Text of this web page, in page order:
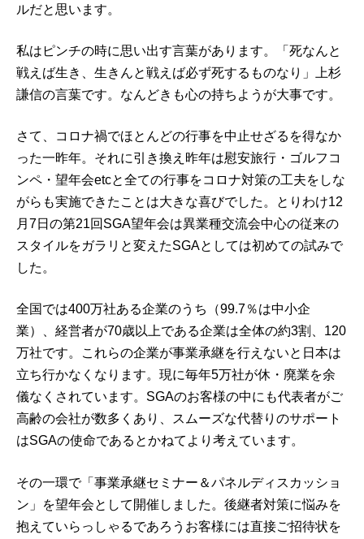
ルだと思います。
私はピンチの時に思い出す言葉があります。「死なんと
戦えば生き、生きんと戦えば必ず死するものなり」上杉
謙信の言葉です。なんどきも心の持ちようが大事です。
さて、コロナ禍でほとんどの行事を中止せざるを得なか
った一昨年。それに引き換え昨年は慰安旅行・ゴルフコ
ンペ・望年会etcと全ての行事をコロナ対策の工夫をしな
がらも実施できたことは大きな喜びでした。とりわけ12
月7日の第21回SGA望年会は異業種交流会中心の従来の
スタイルをガラリと変えたSGAとしては初めての試みで
した。
全国では400万社ある企業のうち（99.7％は中小企
業）、経営者が70歳以上である企業は全体の約3割、120
万社です。これらの企業が事業承継を行えないと日本は
立ち行かなくなります。現に毎年5万社が休・廃業を余
儀なくされています。SGAのお客様の中にも代表者がご
高齢の会社が数多くあり、スムーズな代替りのサポート
はSGAの使命であるとかねてより考えています。
その一環で「事業承継セミナー＆パネルディスカッショ
ン」を望年会として開催しました。後継者対策に悩みを
抱えていらっしゃるであろうお客様には直接ご招待状を